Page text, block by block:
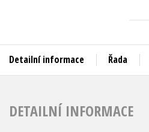
Detailní informace Řada
DETAILNÍ INFORMACE